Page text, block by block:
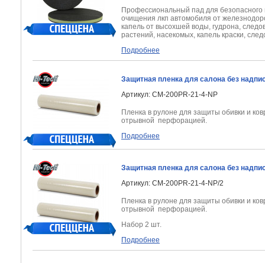
Профессиональный пад для безопасного
очищения лкп автомобиля от
капель от высохшей воды, гудрона,
растений, насекомых, капель краски,
Подробнее
Защитная пленка для салона без
Артикул: CM-200PR-21-4-NP
Пленка в рулоне для защиты обивки и
отрывной перфорацией.
Подробнее
Защитная пленка для салона без
Артикул: CM-200PR-21-4-NP/2
Пленка в рулоне для защиты обивки и
отрывной перфорацией.
Набор 2 шт.
Подробнее